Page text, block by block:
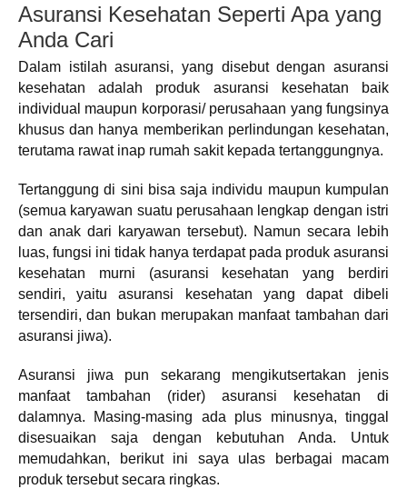
Asuransi Kesehatan Seperti Apa yang
Anda Cari
Dalam istilah asuransi, yang disebut dengan asuransi
kesehatan adalah produk asuransi kesehatan baik
individual maupun korporasi/ perusahaan yang fungsinya
khusus dan hanya memberikan perlindungan kesehatan,
terutama rawat inap rumah sakit kepada tertanggungnya.
Tertanggung di sini bisa saja individu maupun kumpulan
(semua karyawan suatu perusahaan lengkap dengan istri
dan anak dari karyawan tersebut). Namun secara lebih
luas, fungsi ini tidak hanya terdapat pada produk asuransi
kesehatan murni (asuransi kesehatan yang berdiri
sendiri, yaitu asuransi kesehatan yang dapat dibeli
tersendiri, dan bukan merupakan manfaat tambahan dari
asuransi jiwa).
Asuransi jiwa pun sekarang mengikutsertakan jenis
manfaat tambahan (rider) asuransi kesehatan di
dalamnya. Masing-masing ada plus minusnya, tinggal
disesuaikan saja dengan kebutuhan Anda. Untuk
memudahkan, berikut ini saya ulas berbagai macam
produk tersebut secara ringkas.